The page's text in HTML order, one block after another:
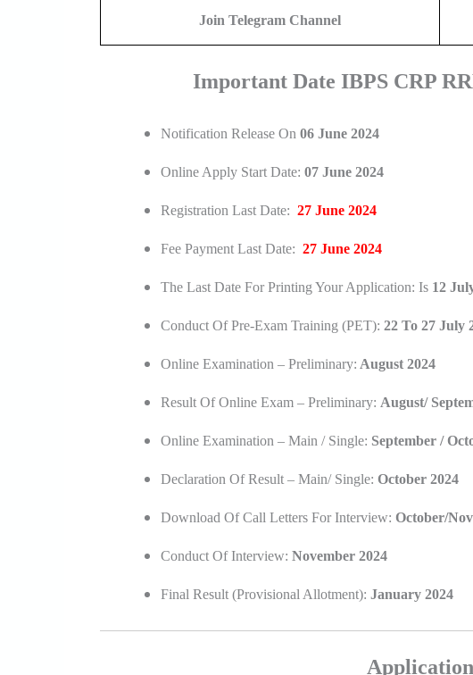
Join Telegram Channel
Important Date IBPS CRP
Notification Release On 06 June 2024
Online Apply Start Date: 07 June 2024
Registration Last Date: 27 June 2024
Fee Payment Last Date: 27 June 2024
The Last Date For Printing Your Application: Is 12
Conduct Of Pre-Exam Training (PET): 22 To 27 July
Online Examination – Preliminary: August 2024
Result Of Online Exam – Preliminary: August/
Online Examination – Main / Single: September /
Declaration Of Result – Main/ Single: October 2024
Download Of Call Letters For Interview: October/
Conduct Of Interview: November 2024
Final Result (Provisional Allotment): January 2024